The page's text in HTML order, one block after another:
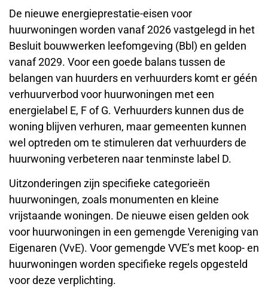
De nieuwe energieprestatie-eisen voor
huurwoningen worden vanaf 2026 vastgelegd in het
Besluit bouwwerken leefomgeving (Bbl) en gelden
vanaf 2029. Voor een goede balans tussen de
belangen van huurders en verhuurders komt er géén
verhuurverbod voor huurwoningen met een
energielabel E, F of G. Verhuurders kunnen dus de
woning blijven verhuren, maar gemeenten kunnen
wel optreden om te stimuleren dat verhuurders de
huurwoning verbeteren naar tenminste label D.
Uitzonderingen zijn specifieke categorieën
huurwoningen, zoals monumenten en kleine
vrijstaande woningen. De nieuwe eisen gelden ook
voor huurwoningen in een gemengde Vereniging van
Eigenaren (VvE). Voor gemengde VVE’s met koop- en
huurwoningen worden specifieke regels opgesteld
voor deze verplichting.